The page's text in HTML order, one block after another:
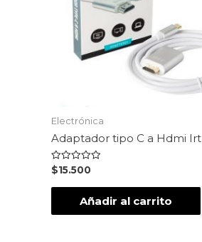
Electrónica
Adaptador tipo C a Hdmi Irt
Valorado
en
0
$15.500
Añadir al carrito